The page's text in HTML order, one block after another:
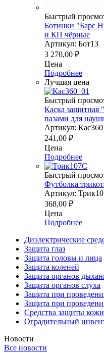
Быстрый
Ботинки "Барс
и КП чёрные
Артикул: Бот13
3 270,00 ₽
Цена
Подробнее
Лучшая цена
Быстрый
Каска
пазами для
Артикул: Кас360
241,00 ₽
Цена
Подробнее
Быстрый
Футболка
Артикул:
368,00 ₽
Цена
Подробнее
Диэлектрические
Защита глаз
Защита головы и лица
Защита коленей
Защита органов
Защита органов слуха
Защита при
Защита при
Средства защиты кожи
Оградительный
Новости
Все новости